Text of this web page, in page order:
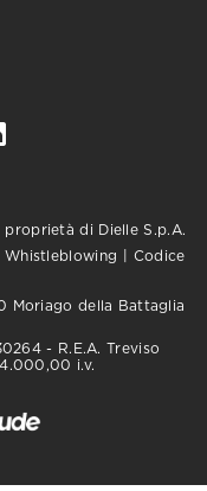
di Dielle S.p.A.
Whistleblowing
Codice
Moriago della Battaglia
- R.E.A. Treviso
i.v.